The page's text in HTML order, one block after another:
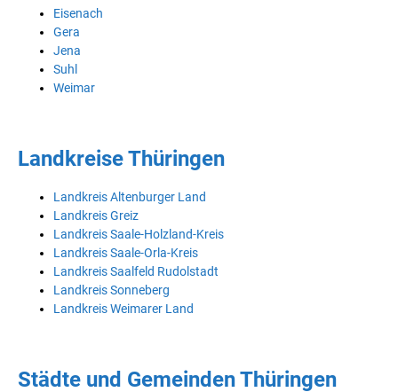
Eisenach
Gera
Jena
Suhl
Weimar
Landkreise Thüringen
Landkreis Altenburger Land
Landkreis Greiz
Landkreis Saale-Holzland-Kreis
Landkreis Saale-Orla-Kreis
Landkreis Saalfeld Rudolstadt
Landkreis Sonneberg
Landkreis Weimarer Land
Städte und Gemeinden Thüringen